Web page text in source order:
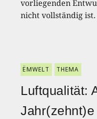
vorliegenden
nicht vollständig ist.
ËMWELT THEMA
Luftqualität:
Jahr(zehnt)e